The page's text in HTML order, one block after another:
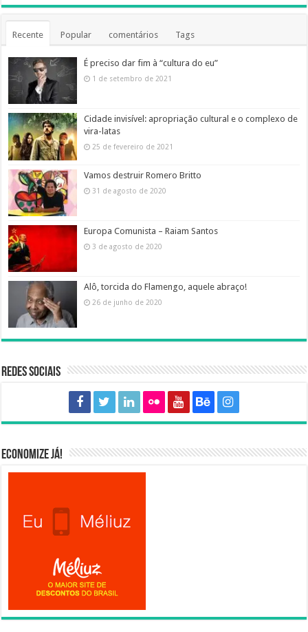
Recente Popular comentários Tags
É preciso dar fim à “cultura do eu”
1 de setembro de 2021
Cidade invisível: apropriação cultural e o complexo de
vira-latas
25 de fevereiro de 2021
Vamos destruir Romero Britto
31 de agosto de 2020
Europa Comunista – Raiam Santos
3 de agosto de 2020
Alô, torcida do Flamengo, aquele abraço!
26 de junho de 2020
Redes sociais
Economize já!